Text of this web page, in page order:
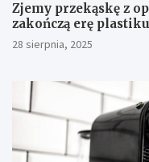
Zjemy przekąskę z
zakończą erę
28 sierpnia, 2025